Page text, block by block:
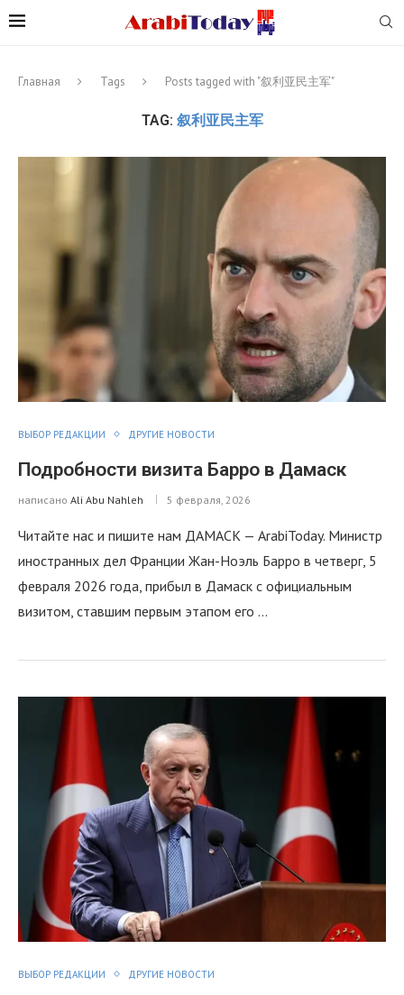
Главная Tags Posts tagged with "叙利亚民主军"
TAG: 叙利亚民主军
ВЫБОР РЕДАКЦИИ ДРУГИЕ НОВОСТИ
Подробности визита Барро в Дамаск
написано Ali Abu Nahleh 5 февраля, 2026
Читайте нас и пишите нам ДАМАСК — ArabiToday. Министр
иностранных дел Франции Жан-Ноэль Барро в четверг, 5
февраля 2026 года, прибыл в Дамаск с официальным
визитом, ставшим первым этапом его …
ВЫБОР РЕДАКЦИИ ДРУГИЕ НОВОСТИ